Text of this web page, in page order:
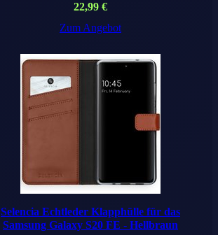
22,99 €
Zum Angebot
Selencia Echtleder Klapphülle für das
Samsung Galaxy S20 FE - Hellbraun